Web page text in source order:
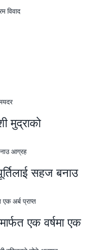
विवाद
मुद्राको
सहज बनाउ
एक वर्षमा एक